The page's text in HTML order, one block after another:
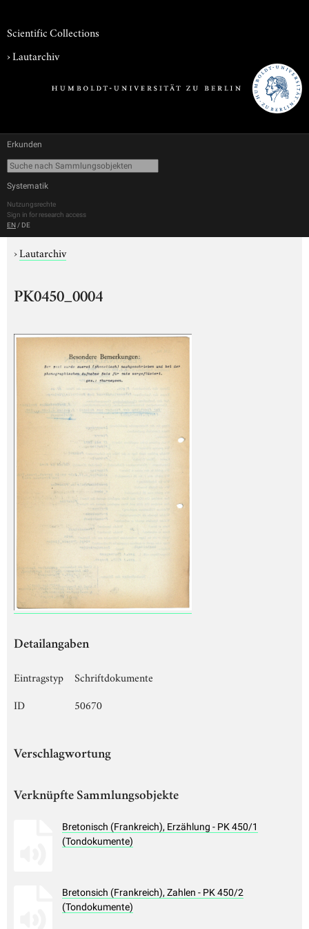
Scientific Collections
›Lautarchiv
Erkunden
Systematik
Nutzungsrechte
Sign in for research access
EN / DE
›Lautarchiv
PK0450_0004
Detailangaben
Eintragstyp
Schriftdokumente
ID
50670
Verschlagwortung
Verknüpfte Sammlungsobjekte
Bretonisch (Frankreich), Erzählung - PK 450/1
(Tondokumente)
Bretonsich (Frankreich), Zahlen - PK 450/2
(Tondokumente)